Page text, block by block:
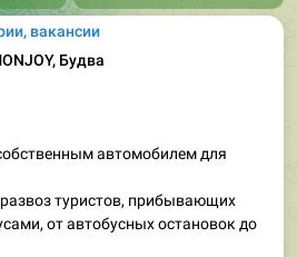
вакансии
Будва
автомобилем для
туристов, прибывающих
от автобусных остановок до